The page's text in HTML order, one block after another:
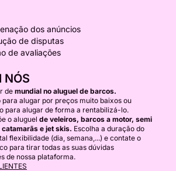
dos anúncios
de disputas
de avaliações
NÓS
demundial no aluguel de barcos.
para alugar por preços muito baixos ou
para alugar de forma a rentabilizá-lo.
o aluguel de veleiros, barcos a motor, semi
e jet skis. Escolha a duração do
flexibilidade (dia, semana,...) e contate o
para tirar todas as suas dúvidas
de nossa plataforma.